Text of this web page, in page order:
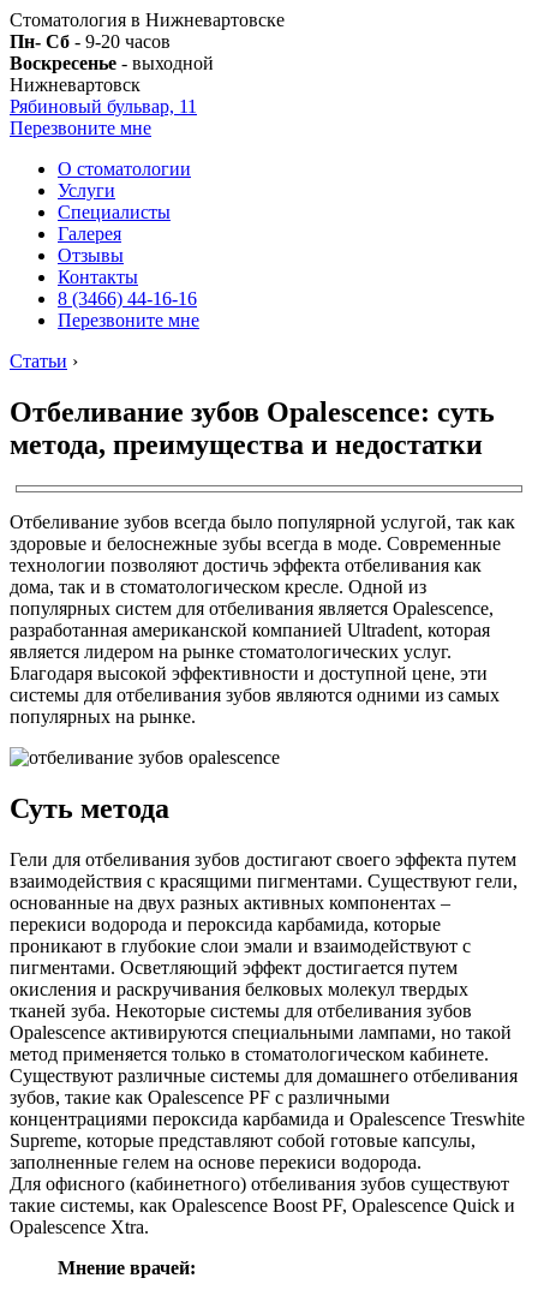
Стоматология в Нижневартовске
Пн- Сб - 9-20 часов
Воскресенье - выходной
Нижневартовск
Рябиновый бульвар, 11
Перезвоните мне
О стоматологии
Услуги
Специалисты
Галерея
Отзывы
Контакты
8 (3466) 44-16-16
Перезвоните мне
Статьи ›
Отбеливание зубов Opalescence: суть
метода, преимущества и недостатки
Отбеливание зубов всегда было популярной услугой, так как
здоровые и белоснежные зубы всегда в моде. Современные
технологии позволяют достичь эффекта отбеливания как
дома, так и в стоматологическом кресле. Одной из
популярных систем для отбеливания является Opalescence,
разработанная американской компанией Ultradent, которая
является лидером на рынке стоматологических услуг.
Благодаря высокой эффективности и доступной цене, эти
системы для отбеливания зубов являются одними из самых
популярных на рынке.
Суть метода
Гели для отбеливания зубов достигают своего эффекта путем
взаимодействия с красящими пигментами. Существуют гели,
основанные на двух разных активных компонентах –
перекиси водорода и пероксида карбамида, которые
проникают в глубокие слои эмали и взаимодействуют с
пигментами. Осветляющий эффект достигается путем
окисления и раскручивания белковых молекул твердых
тканей зуба. Некоторые системы для отбеливания зубов
Opalescence активируются специальными лампами, но такой
метод применяется только в стоматологическом кабинете.
Существуют различные системы для домашнего отбеливания
зубов, такие как Opalescence PF с различными
концентрациями пероксида карбамида и Opalescence Treswhite
Supreme, которые представляют собой готовые капсулы,
заполненные гелем на основе перекиси водорода.
Для офисного (кабинетного) отбеливания зубов существуют
такие системы, как Opalescence Boost PF, Opalescence Quick и
Opalescence Xtra.
Мнение врачей: